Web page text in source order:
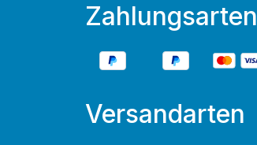
Zahlungsarten
Versandarten